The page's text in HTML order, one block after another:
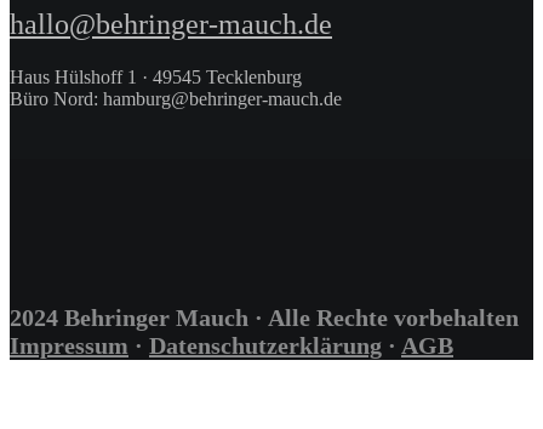
hallo@behringer-mauch.de
Haus Hülshoff 1 · 49545 Tecklenburg
Büro Nord: hamburg@behringer-mauch.de
2024 Behringer Mauch · Alle Rechte vorbehalten
Impressum · Datenschutzerklärung · AGB